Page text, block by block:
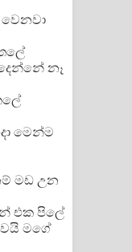
වෙනවා
නෑ
මෙන්ම
මඩ උන
එක පිලේ
මගේ